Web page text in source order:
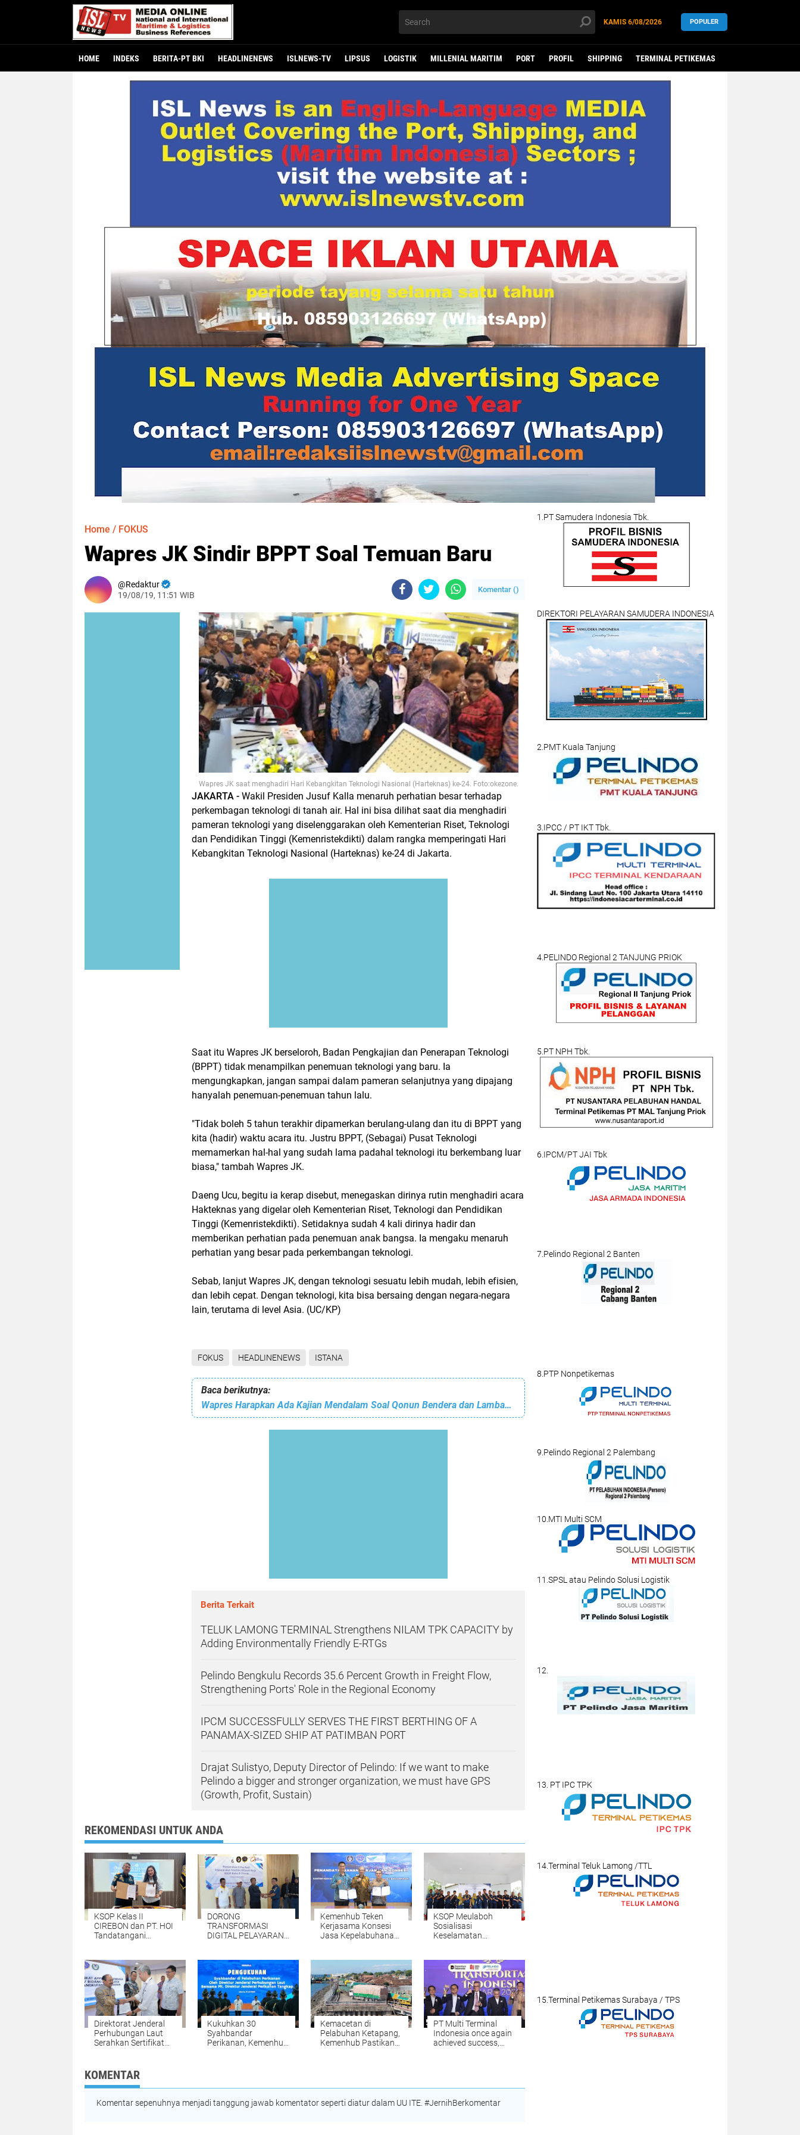
KAMIS 6/08/2026 POPULER
HOME INDEKS BERITA-PT BKI HEADLINENEWS ISLNEWS-TV LIPSUS LOGISTIK MILLENIAL MARITIM PORT PROFIL SHIPPING TERMINAL PETIKEMAS
Home / FOKUS
Wapres JK Sindir BPPT Soal Temuan Baru
Redaktur
19/08/19, 11:51 WIB
Komentar ()
Wapres JK saat menghadiri Hari Kebangkitan Teknologi Nasional (Harteknas) ke-24. Foto:okezone.
JAKARTA - Wakil Presiden Jusuf Kalla menaruh perhatian besar terhadap
perkembagan teknologi di tanah air. Hal ini bisa dilihat saat dia menghadiri
pameran teknologi yang diselenggarakan oleh Kementerian Riset, Teknologi
dan Pendidikan Tinggi (Kemenristekdikti) dalam rangka memperingati Hari
Kebangkitan Teknologi Nasional (Harteknas) ke-24 di Jakarta.
Saat itu Wapres JK berseloroh, Badan Pengkajian dan Penerapan Teknologi
(BPPT) tidak menampilkan penemuan teknologi yang baru. Ia
mengungkapkan, jangan sampai dalam pameran selanjutnya yang dipajang
hanyalah penemuan-penemuan tahun lalu.
"Tidak boleh 5 tahun terakhir dipamerkan berulang-ulang dan itu di BPPT yang
kita (hadir) waktu acara itu. Justru BPPT, (Sebagai) Pusat Teknologi
memamerkan hal-hal yang sudah lama padahal teknologi itu berkembang luar
biasa," tambah Wapres JK.
Daeng Ucu, begitu ia kerap disebut, menegaskan dirinya rutin menghadiri acara
Hakteknas yang digelar oleh Kementerian Riset, Teknologi dan Pendidikan
Tinggi (Kemenristekdikti). Setidaknya sudah 4 kali dirinya hadir dan
memberikan perhatian pada penemuan anak bangsa. Ia mengaku menaruh
perhatian yang besar pada perkembangan teknologi.
Sebab, lanjut Wapres JK, dengan teknologi sesuatu lebih mudah, lebih efisien,
dan lebih cepat. Dengan teknologi, kita bisa bersaing dengan negara-negara
lain, terutama di level Asia. (UC/KP)
FOKUS HEADLINENEWS ISTANA
Baca berikutnya:
Wapres Harapkan Ada Kajian Mendalam Soal Qonun Bendera dan Lambang Aceh
Berita Terkait
TELUK LAMONG TERMINAL Strengthens NILAM TPK CAPACITY by
Adding Environmentally Friendly E-RTGs
Pelindo Bengkulu Records 35.6 Percent Growth in Freight Flow,
Strengthening Ports' Role in the Regional Economy
IPCM SUCCESSFULLY SERVES THE FIRST BERTHING OF A
PANAMAX-SIZED SHIP AT PATIMBAN PORT
Drajat Sulistyo, Deputy Director of Pelindo: If we want to make
Pelindo a bigger and stronger organization, we must have GPS
(Growth, Profit, Sustain)
REKOMENDASI UNTUK ANDA
KSOP Kelas II
CIREBON dan PT. HOI
Tandatangani
Wilayah PERAIRAN
TUKS
DORONG
TRANSFORMASI
DIGITAL PELAYARAN,
E-PAS KECIL KEPADA
MASYARAKAT
MARITIM
Kemenhub Teken
Kerjasama Konsesi
Jasa Kepelabuhanan
Bumi di Pelabuhan
Banjarmasin
KSOP Meulaboh
Sosialisasi
Keselamatan
Nelayan Nagan Raya
Direktorat Jenderal
Perhubungan Laut
Serahkan Sertifikat
STCW Bidang Usaha
Jasa Terkait
Angkutan di Perairan
Kukuhkan 30
Syahbandar
Perikanan, Kemenhub
Kemacetan di
Pelabuhan Ketapang,
Kemenhub Pastikan
PT Multi Terminal
Indonesia once again
achieved success,
award
KOMENTAR
Komentar sepenuhnya menjadi tanggung jawab komentator seperti diatur dalam UU ITE. #JernihBerkomentar
1.PT Samudera Indonesia Tbk.
DIREKTORI PELAYARAN SAMUDERA INDONESIA
2.PMT Kuala Tanjung
3.IPCC / PT IKT Tbk.
4.PELINDO Regional 2 TANJUNG PRIOK
5.PT NPH Tbk.
6.IPCM/PT JAI Tbk
7.Pelindo Regional 2 Banten
8.PTP Nonpetikemas
9.Pelindo Regional 2 Palembang
10.MTI Multi SCM
11.SPSL atau Pelindo Solusi Logistik
12.
13. PT IPC TPK
14.Terminal Teluk Lamong /TTL
15.Terminal Petikemas Surabaya / TPS